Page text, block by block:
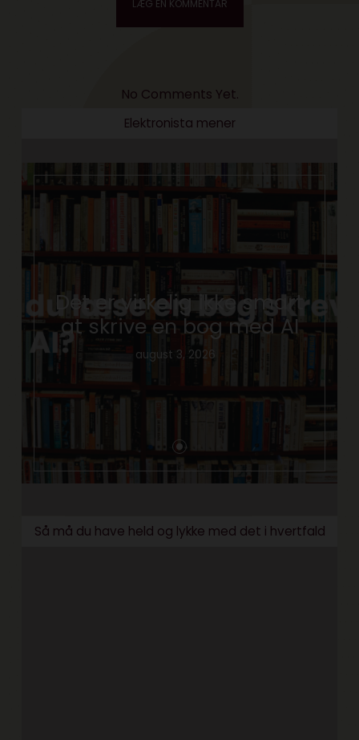
No Comments Yet.
Elektronista mener
Det er virkelig ikke smart
at skrive en bog med AI
august 3, 2026
Så må du have held og lykke med det i hvertfald